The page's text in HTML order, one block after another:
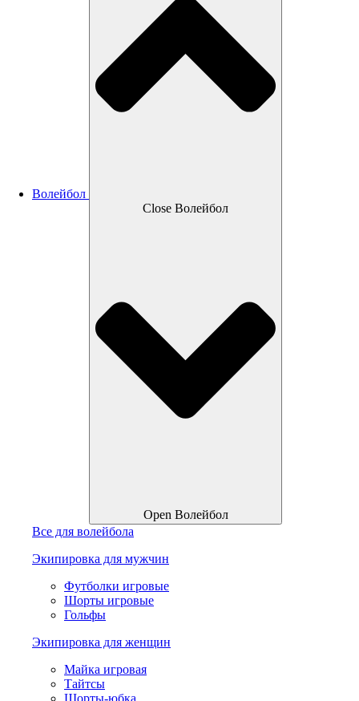
Волейбол
Close Волейбол
Open Волейбол
Все для волейбола
Экипировка для мужчин
Футболки игровые
Шорты игровые
Гольфы
Экипировка для женщин
Майка игровая
Тайтсы